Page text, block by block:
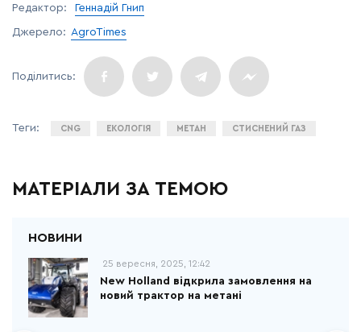
Редактор: Геннадій Гнип
Джерело: AgroTimes
CNG ЕКОЛОГІЯ МЕТАН СТИСНЕНИЙ ГАЗ
МАТЕРІАЛИ ЗА ТЕМОЮ
25 вересня, 2025, 12:42
New Holland відкрила замовлення на
новий трактор на метані